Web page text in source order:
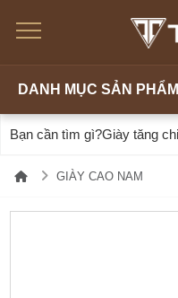
DANH MỤC SẢN PHẨM
GIÀY CAO NAM